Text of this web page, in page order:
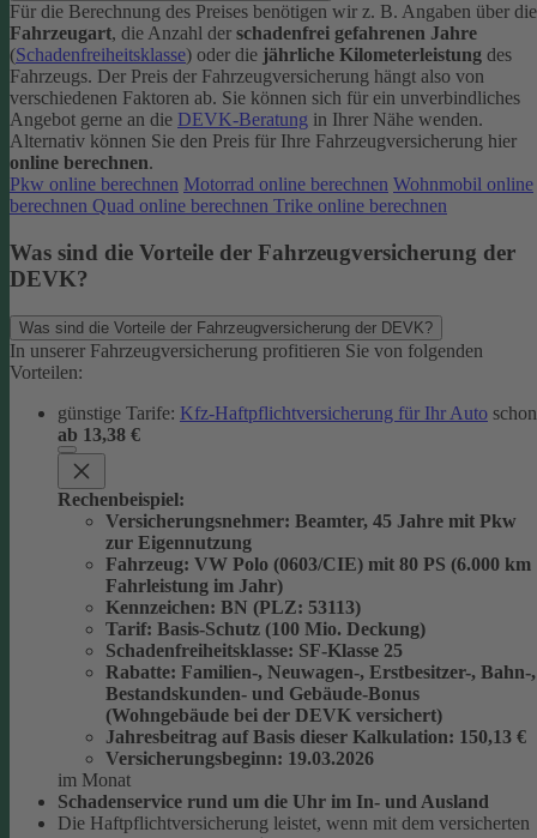
Für die Berechnung des Preises benötigen wir z. B. Angaben über die
Fahrzeugart, die Anzahl der schadenfrei gefahrenen Jahre
(Schadenfreiheitsklasse) oder die jährliche Kilometerleistung des
Fahrzeugs. Der Preis der Fahrzeugversicherung hängt also von
verschiedenen Faktoren ab. Sie können sich für ein unverbindliches
Angebot gerne an die DEVK-Beratung in Ihrer Nähe wenden.
Alternativ können Sie den Preis für Ihre Fahrzeugversicherung hier
online berechnen.
Pkw online berechnen Motorrad online berechnen Wohnmobil online
berechnen Quad online berechnen Trike online berechnen
Was sind die Vorteile der Fahrzeugversicherung der
DEVK?
Was sind die Vorteile der Fahrzeugversicherung der DEVK?
In unserer Fahrzeugversicherung profitieren Sie von folgenden
Vorteilen:
günstige Tarife: Kfz-Haftpflichtversicherung für Ihr Auto schon
ab 13,38 €
Rechenbeispiel:
Versicherungsnehmer: Beamter, 45 Jahre mit Pkw
zur Eigennutzung
Fahrzeug: VW Polo (0603/CIE) mit 80 PS (6.000 km
Fahrleistung im Jahr)
Kennzeichen: BN (PLZ: 53113)
Tarif: Basis-Schutz (100 Mio. Deckung)
Schadenfreiheitsklasse: SF-Klasse 25
Rabatte: Familien-, Neuwagen-, Erstbesitzer-, Bahn-,
Bestandskunden- und Gebäude-Bonus
(Wohngebäude bei der DEVK versichert)
Jahresbeitrag auf Basis dieser Kalkulation: 150,13 €
Versicherungsbeginn: 19.03.2026
im Monat
Schadenservice rund um die Uhr im In- und Ausland
Die Haftpflichtversicherung leistet, wenn mit dem versicherten